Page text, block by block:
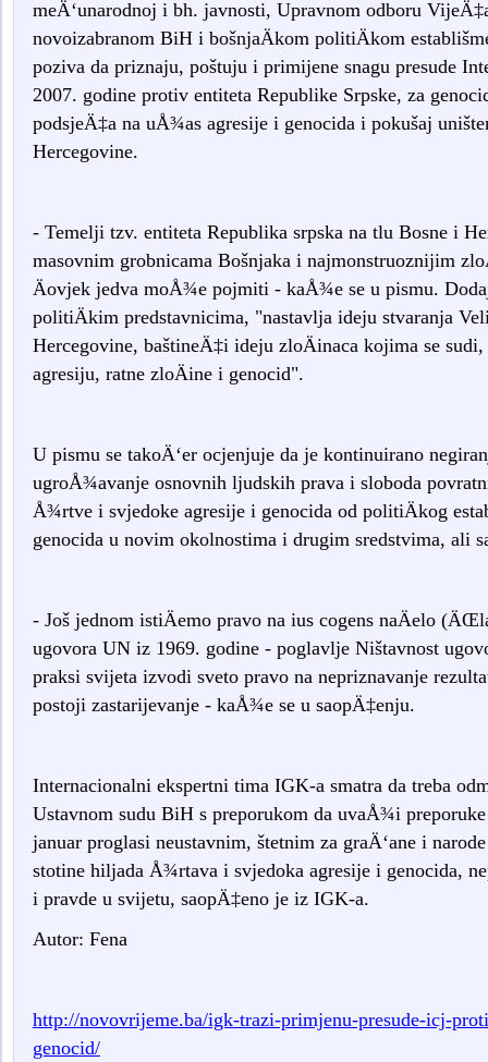
meÄ‘unarodnoj i bh. javnosti, Upravnom odboru
novoizabranom BiH i bošnjaÄkom politiÄkom
poziva da priznaju, poštuju i primijene snagu presude
2007. godine protiv entiteta Republike Srpske, za
podsjeÄ‡a na uÅ¾as agresije i genocida i pokušaj
Hercegovine.
- Temelji tzv. entiteta Republika srpska na tlu Bosne i
masovnim grobnicama Bošnjaka i najmonstruoznijim
Äovjek jedva moÅ¾e pojmiti - kaÅ¾e se u pismu.
politiÄkim predstavnicima, "nastavlja ideju stvaranja
Hercegovine, baštineÄ‡i ideju zloÄinaca kojima se
agresiju, ratne zloÄine i genocid".
U pismu se takoÄ‘er ocjenjuje da je kontinuirano
ugroÅ¾avanje osnovnih ljudskih prava i sloboda
Å¾rtve i svjedoke agresije i genocida od politiÄkog
genocida u novim okolnostima i drugim sredstvima, ali
- Još jednom istiÄemo pravo na ius cogens naÄelo
ugovora UN iz 1969. godine - poglavlje Ništavnost
praksi svijeta izvodi sveto pravo na nepriznavanje
postoji zastarijevanje - kaÅ¾e se u saopÄ‡enju.
Internacionalni ekspertni tima IGK-a smatra da treba
Ustavnom sudu BiH s preporukom da uvaÅ¾i
januar proglasi neustavnim, štetnim za graÄ‘ane i
stotine hiljada Å¾rtava i svjedoka agresije i genocida,
i pravde u svijetu, saopÄ‡eno je iz IGK-a.
Autor: Fena
http://novovrijeme.ba/igk-trazi-primjenu-presude-icj-
genocid/